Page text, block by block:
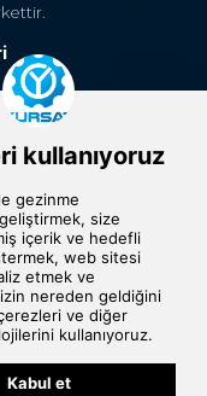
Sok. Asya Plaza Kat:5